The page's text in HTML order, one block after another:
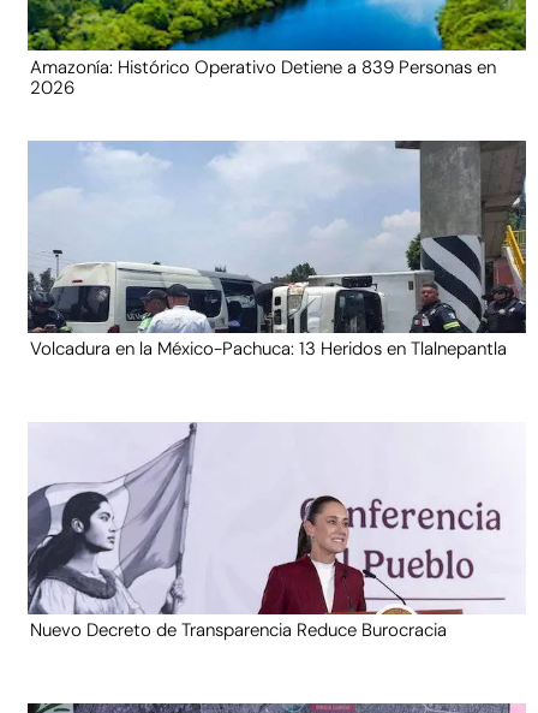
Amazonía: Histórico Operativo Detiene a 839 Personas en
2026
Volcadura en la México-Pachuca: 13 Heridos en Tlalnepantla
Nuevo Decreto de Transparencia Reduce Burocracia